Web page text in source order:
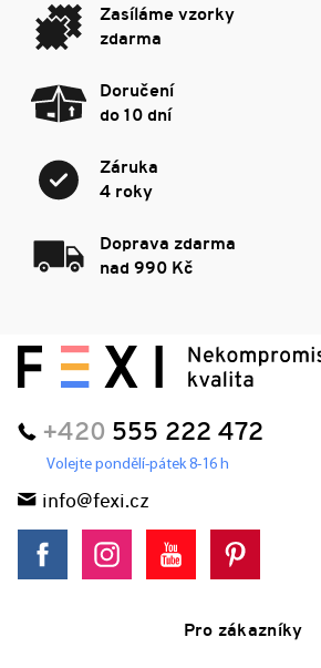
Zasíláme vzorky
zdarma
Doručení
do 10 dní
Záruka
4 roky
Doprava zdarma
nad 990 Kč
+420 555 222 472
Volejte pondělí-pátek 8-16 h
info@fexi.cz
Pro zákazníky